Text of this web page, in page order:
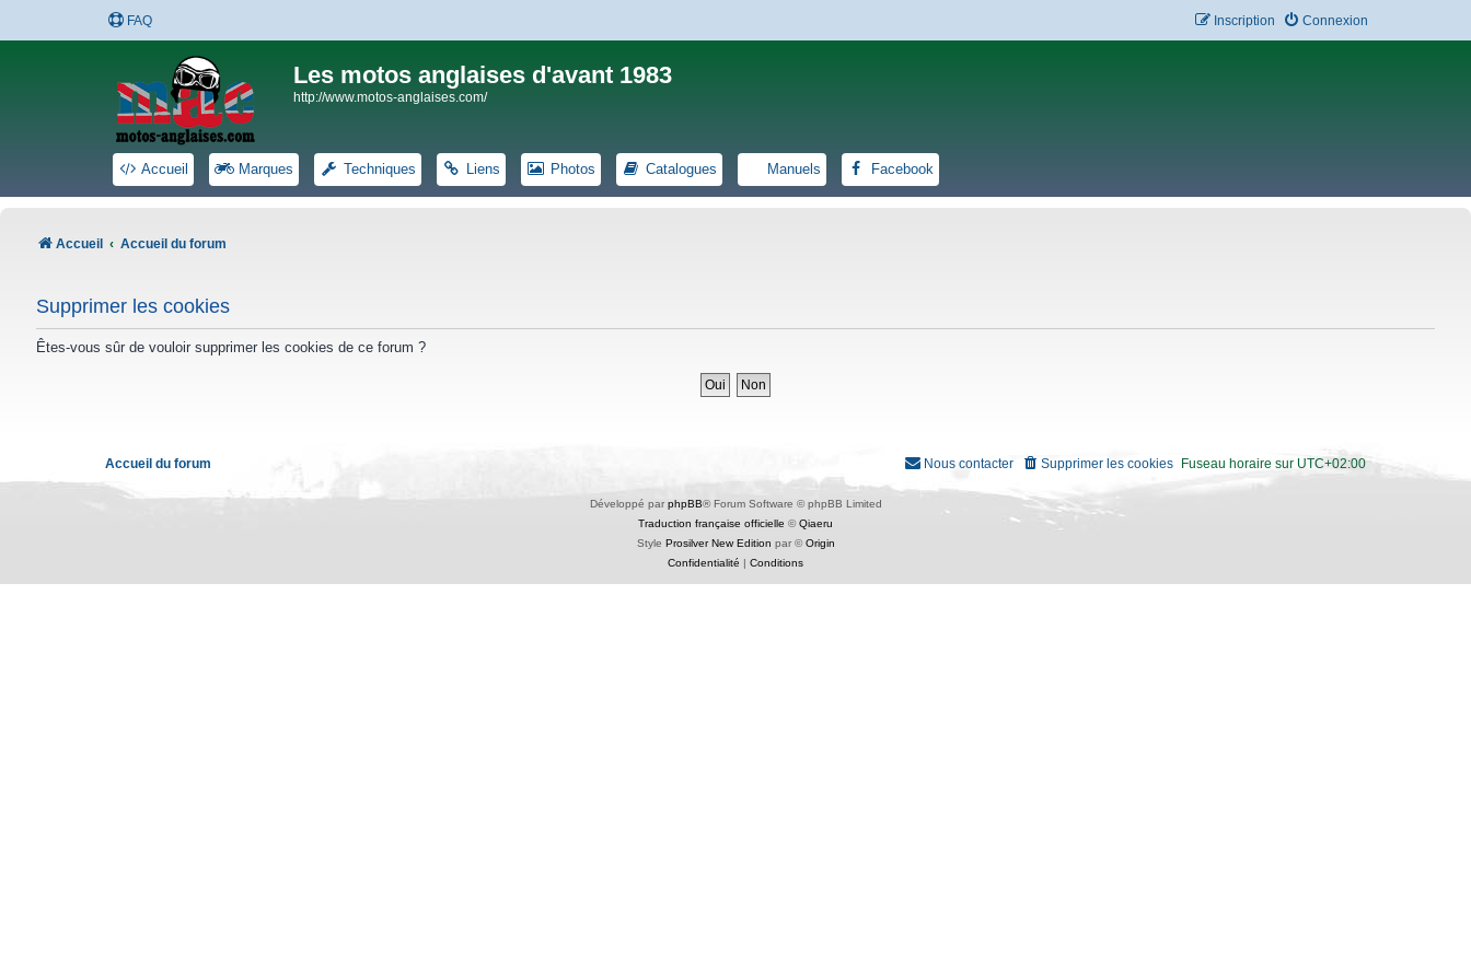
FAQ Connexion
Inscription
Les motos anglaises d'avant 1983
http://www.motos-anglaises.com/
Accueil Marques Techniques Liens Photos Catalogues Manuels Facebook
Accueil Accueil du forum
Supprimer les cookies
Êtes-vous sûr de vouloir supprimer les cookies de ce forum ?
Accueil du forum Fuseau horaire sur UTC+02:00
Supprimer les cookies
Nous contacter
Développé par phpBB® Forum Software © phpBB Limited
Traduction française officielle ©Qiaeru
Style Prosilver New Edition par ©Origin
Confidentialité | Conditions